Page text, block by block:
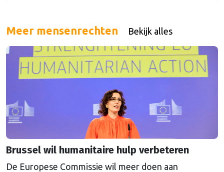
Meer mensenrechten Bekijk alles
Brussel wil humanitaire hulp verbeteren
De Europese Commissie wil meer doen aan